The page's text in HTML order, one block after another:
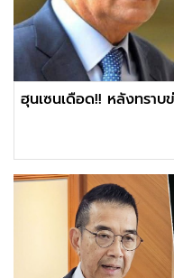
ฮุนเซนเดือด!! หลังทราบ